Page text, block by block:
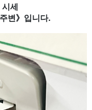
세
변》입니다.